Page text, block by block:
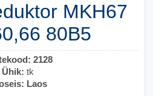
MKH67
80B5
2128
Ühik: tk
Laos